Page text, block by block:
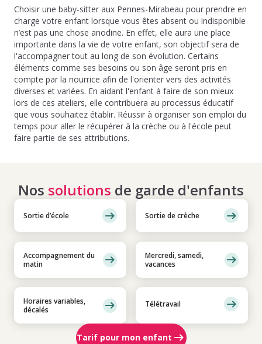
Choisir une baby-sitter aux Pennes-Mirabeau pour prendre en
charge votre enfant lorsque vous êtes absent ou indisponible
n’est pas une chose anodine. En effet, elle aura une place
importante dans la vie de votre enfant, son objectif sera de
l'accompagner tout au long de son évolution. Certains
éléments comme ses besoins ou son âge seront pris en
compte par la nourrice afin de l'orienter vers des activités
diverses et variées. En aidant l'enfant à faire de son mieux
lors de ces ateliers, elle contribuera au processus éducatif
que vous souhaitez établir. Réussir à organiser son emploi du
temps pour aller le récupérer à la crèche ou à l'école peut
faire partie de ses attributions.
Nos solutions de garde d'enfants
Sortie d’école Sortie de crèche
Accompagnement du
matin
Mercredi, samedi,
vacances
Horaires variables,
décalés
Télétravail
Tarif pour mon enfant